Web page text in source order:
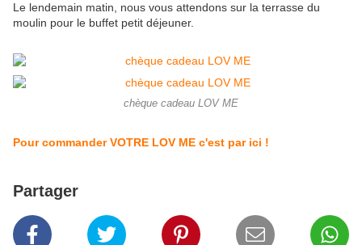
Le lendemain matin, nous vous attendons sur la terrasse du
moulin pour le buffet petit déjeuner.
chèque cadeau LOV ME
Pour commander VOTRE LOV ME c'est par ici !
Partager